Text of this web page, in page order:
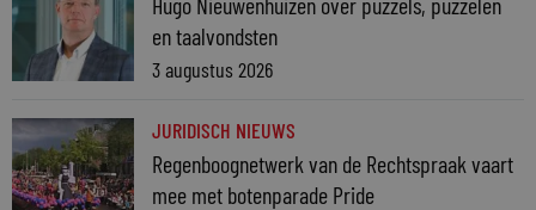
en taalvondsten
3 augustus 2026
JURIDISCH NIEUWS
Regenboognetwerk van de Rechtspraak vaart
mee met botenparade Pride